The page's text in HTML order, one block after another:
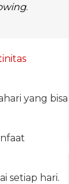
.
yang bisa
setiap hari.